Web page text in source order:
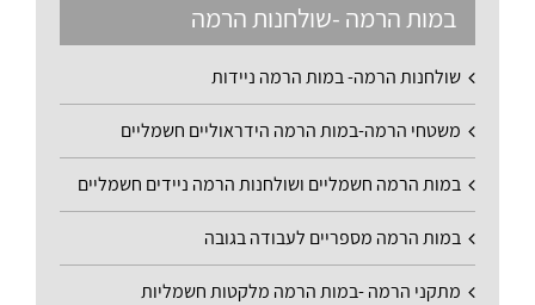
במות הרמה -שולחנות הרמה
שולחנות הרמה- במות הרמה ניידות
משטחי הרמה-במות הרמה הידראוליים חשמליים
במות הרמה חשמליים ושולחנות הרמה ניידים חשמליים
במות הרמה מספריים לעבודה בגובה
מתקני הרמה -במות הרמה מלקטות חשמליות